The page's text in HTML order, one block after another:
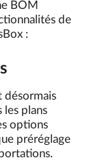
BOM
de
:
désormais
les plans
options
préréglage